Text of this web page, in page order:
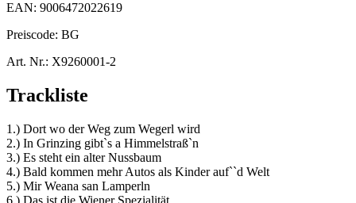
EAN: 9006472022619
Preiscode: BG
Art. Nr.: X9260001-2
Trackliste
1.) Dort wo der Weg zum Wegerl wird
2.) In Grinzing gibt`s a Himmelstraß`n
3.) Es steht ein alter Nussbaum
4.) Bald kommen mehr Autos als Kinder auf``d Welt
5.) Mir Weana san Lamperln